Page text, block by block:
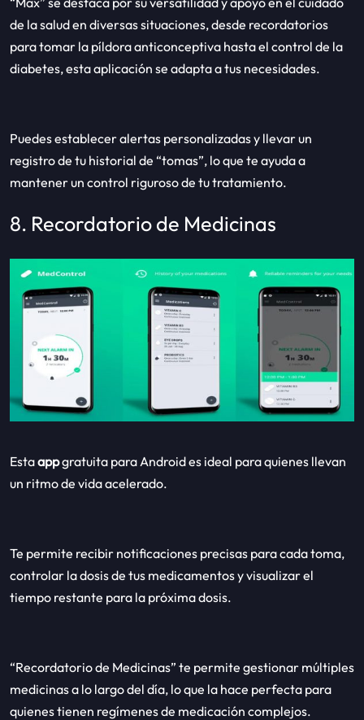
de la salud en diversas situaciones, desde recordatorios
para tomar la píldora anticonceptiva hasta el control de la
diabetes, esta aplicación se adapta a tus necesidades.
Puedes establecer alertas personalizadas y llevar un
registro de tu historial de “tomas”, lo que te ayuda a
mantener un control riguroso de tu tratamiento.
8. Recordatorio de Medicinas
Estaappgratuita para Android es ideal para quienes llevan
un ritmo de vida acelerado.
Te permite recibir notificaciones precisas para cada toma,
controlar la dosis de tus medicamentos y visualizar el
tiempo restante para la próxima dosis.
“Recordatorio de Medicinas” te permite gestionar múltiples
medicinas a lo largo del día, lo que la hace perfecta para
quienes tienen regímenes de medicación complejos.